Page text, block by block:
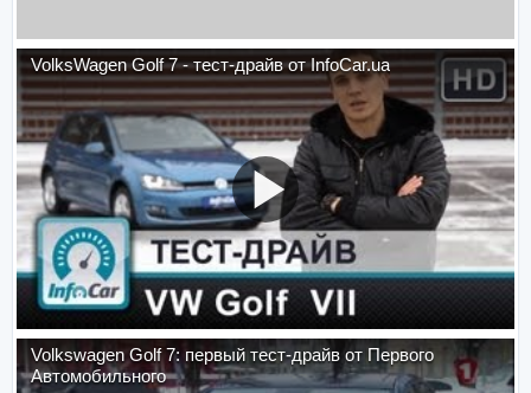
VolksWagen Golf 7 - тест-драйв от InfoCar.ua
Volkswagen Golf 7: первый тест-драйв от Первого
Автомобильного